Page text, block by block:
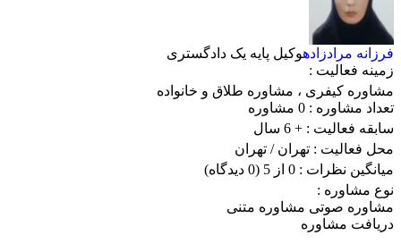
فرزانه مرادزادهوکیل پایه یک دادگستری
زمینه فعالیت :
مشاوره کیفری ، مشاوره طلاق و خانواده
تعداد مشاوره : 0 مشاوره
سابقه فعالیت : + 6 سال
محل فعالیت : تهران/ تهران
میانگین نظرات : 0 از 5
(0 دیدگاه)
نوع مشاوره :
مشاوره صوتی مشاوره متنی
دریافت مشاوره